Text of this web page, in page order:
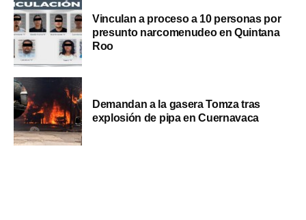
Vinculan a proceso a 10 personas por
presunto narcomenudeo en Quintana
Roo
Demandan a la gasera Tomza tras
explosión de pipa en Cuernavaca